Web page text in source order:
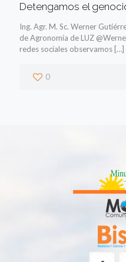
Detengamos el
Ing. Agr. M. Sc. Werner
de Agronomía de LUZ
redes sociales observamos […]
0